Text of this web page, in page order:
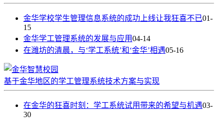
金华学校学生管理信息系统的成功上线让我狂喜不已01-
15
金华学工管理系统的发展与应用04-14
在潍坊的清晨，与‘学工系统’和‘金华’相遇05-16
基于金华地区的学工管理系统技术方案与实现
在金华的狂喜时刻：学工系统试用带来的希望与机遇03-
30